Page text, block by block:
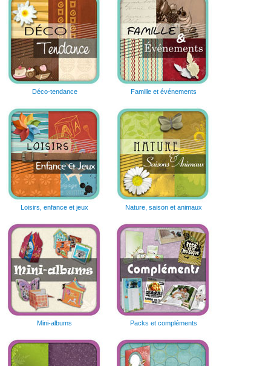
Déco-tendance Famille et événements
Loisirs, enfance et jeux Nature, saison et animaux
Mini-albums Packs et compléments